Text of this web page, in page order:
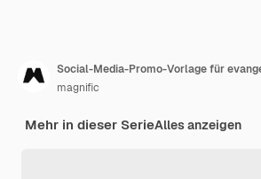
Social-Media-Promo-Vorlage für
magnific
Mehr in dieser SerieAlles anzeigen